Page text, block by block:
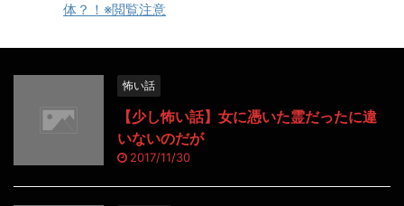
体？！※閲覧注意
怖い話
【少し怖い話】女に憑いた霊だったに違
いないのだが
2017/11/30